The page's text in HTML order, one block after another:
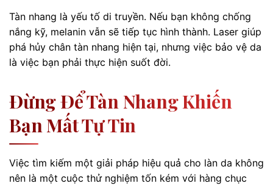
Tàn nhang là yếu tố di truyền. Nếu bạn không chống
nắng kỹ, melanin vẫn sẽ tiếp tục hình thành. Laser giúp
phá hủy chân tàn nhang hiện tại, nhưng việc bảo vệ da
là việc bạn phải thực hiện suốt đời.
Đừng Để Tàn Nhang Khiến
Bạn Mất Tự Tin
Việc tìm kiếm một giải pháp hiệu quả cho làn da không
nên là một cuộc thử nghiệm tốn kém với hàng chục